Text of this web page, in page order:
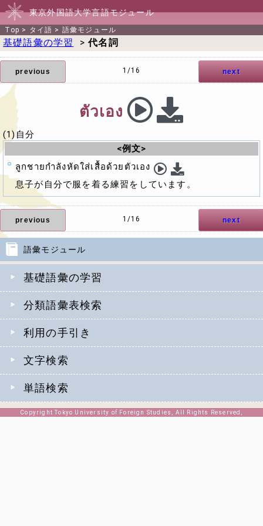
東京外国語大学言語モジュール
Top > タイ語 > 語彙モジュール
語彙モジュール
基礎語彙の学習
分類語彙表検索
利用の手引き
文字検索
単語検索
基礎語彙の学習 >代名詞
previous next
1/16
ตัวเอง
(1)自分
<例文>
ลูกชายกำลังหัดใส่เสื้อด้วยตัวเอง
息子が自分で服を着る練習をしています。
previous next
1/16
Copyright Tokyo University of Foreign Studies, All Rights Reserved,